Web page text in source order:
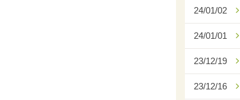
24/01/02
24/01/01
23/12/19
23/12/16